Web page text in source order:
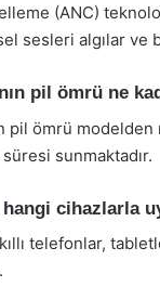
(ANC)
sesleri algılar ve
pil ömrü ne
pil ömrü
sunmaktadır.
hangi cihazlarla
telefonlar,